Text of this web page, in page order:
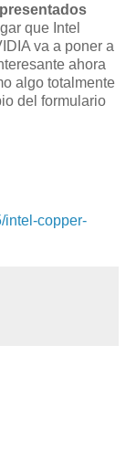
que Intel
va a poner a
ahora
algo totalmente
del formulario
intel-copper-